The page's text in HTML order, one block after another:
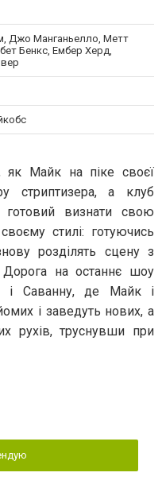
Джо Манганьелло, Метт
Бенкс, Ембер Херд,
як Майк на піке своєї
стриптизера, а клуб
визнати свою
стилі: готуючись
розділять сцену з
на останнє шоу
і Саванну, де Майк і
і заведуть нових, а
рухів, труснувши при